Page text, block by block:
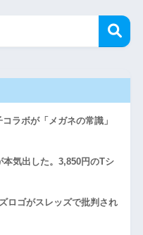
ラボが「メガネの常識」
本気出した。3,850円のTシ
ロゴがスレッズで批判され